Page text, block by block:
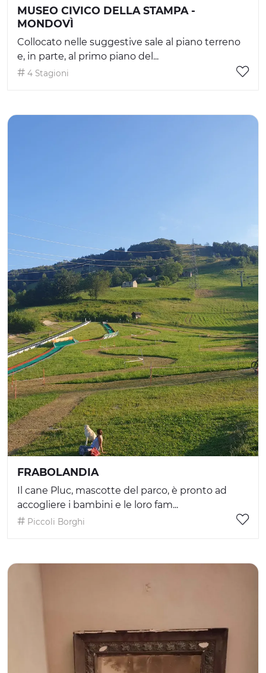
MUSEO CIVICO DELLA STAMPA -
MONDOVÌ
Collocato nelle suggestive sale al piano terreno
e, in parte, al primo piano del...
4 Stagioni
FRABOLANDIA
Il cane Pluc, mascotte del parco, è pronto ad
accogliere i bambini e le loro fam...
Piccoli Borghi